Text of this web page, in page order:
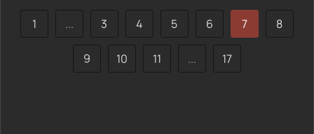
1 ... 3 4 5 6 7 8
9 10 11 ... 17